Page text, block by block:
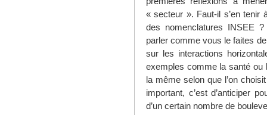
« secteur ». Faut-il s’en tenir
des nomenclatures INSEE
parler comme vous le faites
sur les interactions
exemples comme la santé ou
la même selon que l’on
important, c’est d’anticiper
d’un certain nombre de